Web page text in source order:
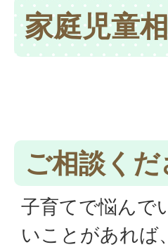
家庭児童
ご相談く
子育てで悩んで
いことがあれば